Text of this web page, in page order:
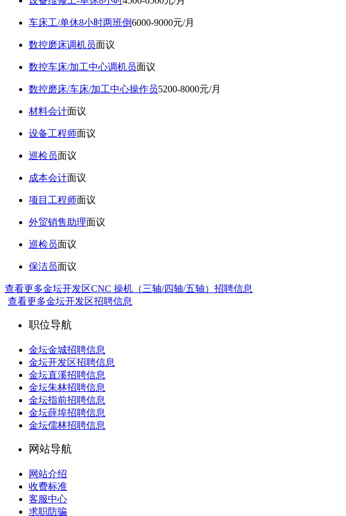
车床工/单休8小时两班倒6000-9000元/月
数控磨床调机员面议
数控车床/加工中心调机员面议
数控磨床/车床/加工中心操作员5200-8000元/月
材料会计面议
设备工程师面议
巡检员面议
成本会计面议
项目工程师面议
外贸销售助理面议
巡检员面议
保洁员面议
查看更多金坛开发区CNC 操机（三轴/四轴/五轴）招聘信息
查看更多金坛开发区招聘信息
职位导航
金坛金城招聘信息
金坛开发区招聘信息
金坛直溪招聘信息
金坛朱林招聘信息
金坛指前招聘信息
金坛薛埠招聘信息
金坛儒林招聘信息
网站导航
网站介绍
收费标准
客服中心
求职防骗